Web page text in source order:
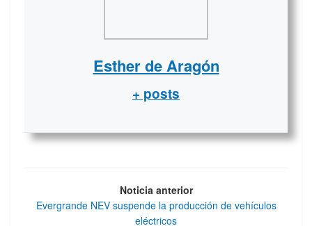
Esther de Aragón
+ posts
Noticia anterior
Evergrande NEV suspende la producción de vehículos
eléctricos